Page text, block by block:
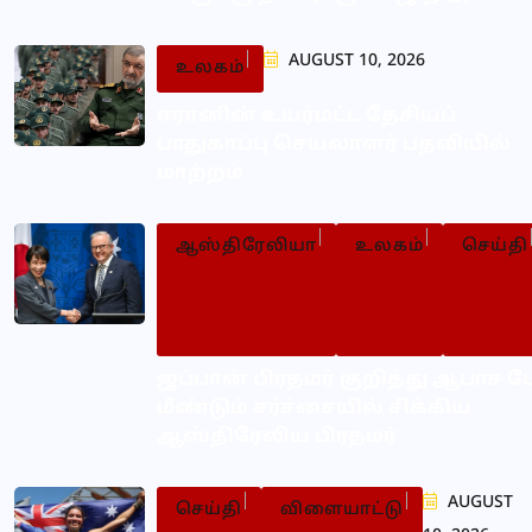
உலகம் AUGUST 10, 2026
ஆஸ்திரேலியா உலகம் செய்தி
செய்தி விளையாட்டு
AUGUST